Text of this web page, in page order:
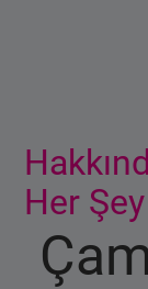
Her Şey